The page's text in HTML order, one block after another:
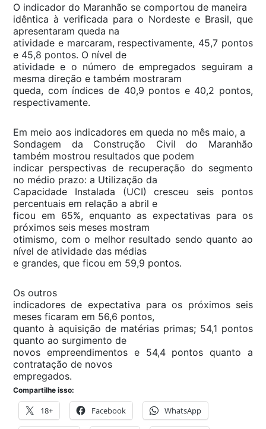
O indicador do Maranhão se comportou de maneira
idêntica à verificada para o Nordeste e Brasil, que
apresentaram queda na
atividade e marcaram, respectivamente, 45,7 pontos
e 45,8 pontos. O nível de
atividade e o número de empregados seguiram a
mesma direção e também mostraram
queda, com índices de 40,9 pontos e 40,2 pontos,
respectivamente.
Em meio aos indicadores em queda no mês maio, a
Sondagem da Construção Civil do Maranhão
também mostrou resultados que podem
indicar perspectivas de recuperação do segmento
no médio prazo: a Utilização da
Capacidade Instalada (UCI) cresceu seis pontos
percentuais em relação a abril e
ficou em 65%, enquanto as expectativas para os
próximos seis meses mostram
otimismo, com o melhor resultado sendo quanto ao
nível de atividade das médias
e grandes, que ficou em 59,9 pontos.
Os outros
indicadores de expectativa para os próximos seis
meses ficaram em 56,6 pontos,
quanto à aquisição de matérias primas; 54,1 pontos
quanto ao surgimento de
novos empreendimentos e 54,4 pontos quanto a
contratação de novos
empregados.
Compartilhe isso:
18+ Facebook WhatsApp